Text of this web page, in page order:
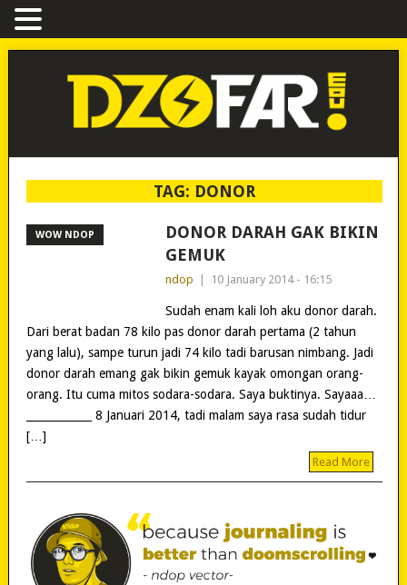
TAG: DONOR
WOW NDOP
DONOR DARAH GAK BIKIN
GEMUK
ndop 10 January 2014 - 16:15
Sudah enam kali loh aku donor darah.
Dari berat badan 78 kilo pas donor darah pertama (2 tahun
yang lalu), sampe turun jadi 74 kilo tadi barusan nimbang. Jadi
donor darah emang gak bikin gemuk kayak omongan orang-
orang. Itu cuma mitos sodara-sodara. Saya buktinya. Sayaaa…
____________ 8 Januari 2014, tadi malam saya rasa sudah tidur
[…]
Read More